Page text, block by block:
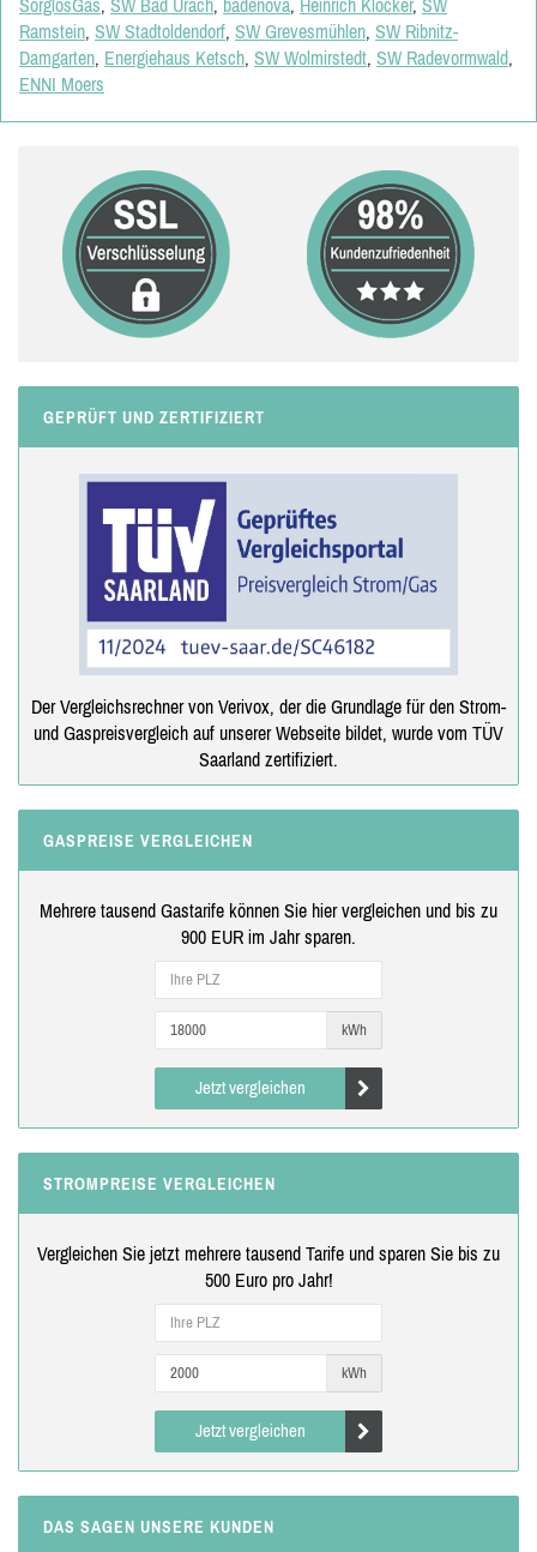
SorglosGas, SW Bad Urach, badenova, Heinrich Klöcker, SW
Ramstein, SW Stadtoldendorf, SW Grevesmühlen, SW Ribnitz-
Damgarten, Energiehaus Ketsch, SW Wolmirstedt, SW Radevormwald,
ENNI Moers
GEPRÜFT UND ZERTIFIZIERT
Der Vergleichsrechner von Verivox, der die Grundlage für den Strom-
und Gaspreisvergleich auf unserer Webseite bildet, wurde vom TÜV
Saarland zertifiziert.
GASPREISE VERGLEICHEN
Mehrere tausend Gastarife können Sie hier vergleichen und bis zu
900 EUR im Jahr sparen.
kWh
Jetzt vergleichen
STROMPREISE VERGLEICHEN
Vergleichen Sie jetzt mehrere tausend Tarife und sparen Sie bis zu
500 Euro pro Jahr!
kWh
Jetzt vergleichen
DAS SAGEN UNSERE KUNDEN